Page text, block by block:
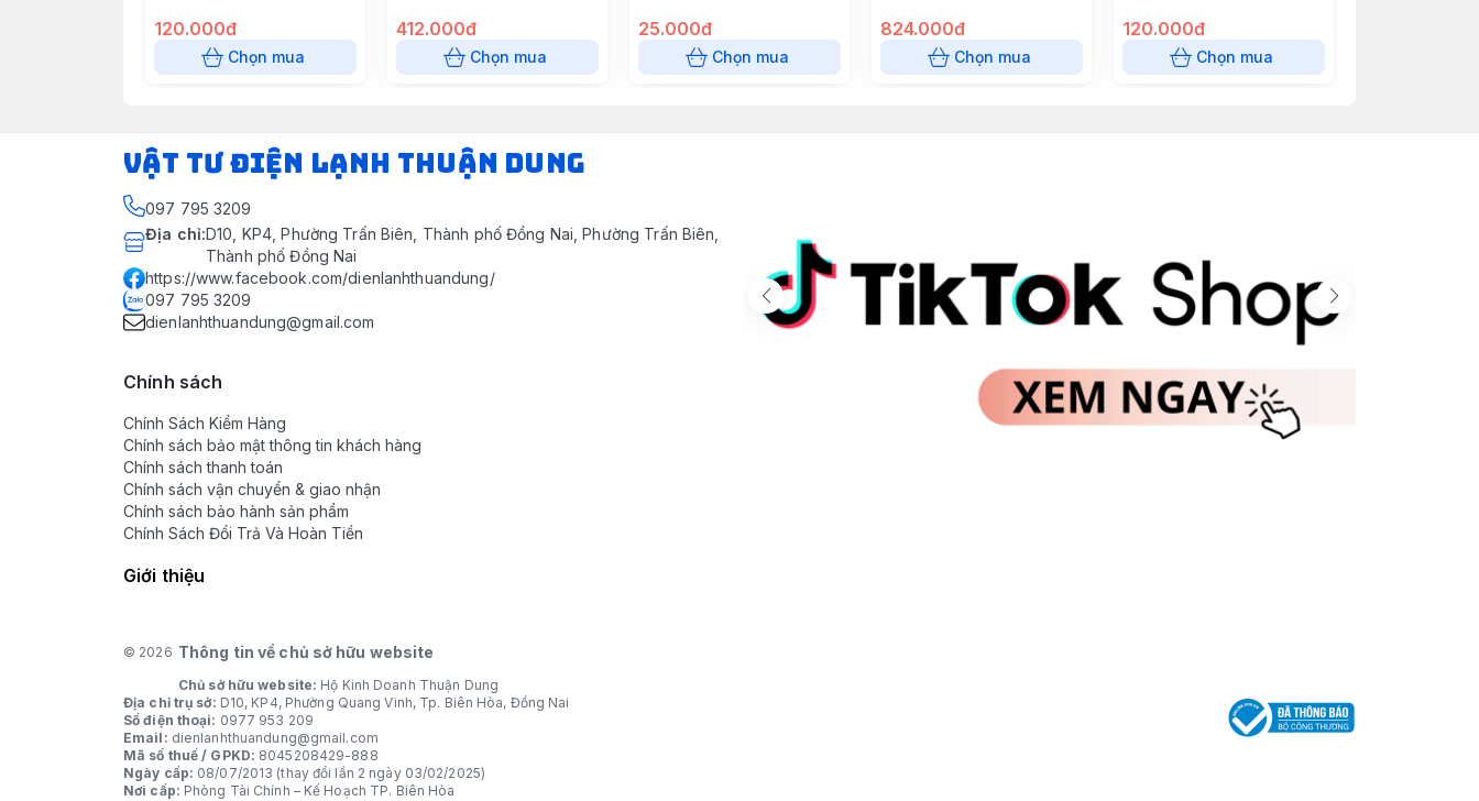
120.000đ
Chọn mua
412.000đ
Chọn mua
25.000đ
Chọn mua
824.000đ
Chọn mua
120.000đ
Chọn mua
VẬT TƯ ĐIỆN LẠNH THUẬN DUNG
097 795 3209
Địa chỉ:D10, KP4, Phường Trấn Biên, Thành phố Đồng Nai, Phường Trấn Biên,
Thành phố Đồng Nai
https://www.facebook.com/dienlanhthuandung/
097 795 3209
dienlanhthuandung@gmail.com
Chính sách
Chính Sách Kiểm Hàng
Chính sách bảo mật thông tin khách hàng
Chính sách thanh toán
Chính sách vận chuyển & giao nhận
Chính sách bảo hành sản phẩm
Chính Sách Đổi Trả Và Hoàn Tiền
Giới thiệu
© 2026 Thông tin về chủ sở hữu website
Chủ sở hữu website: Hộ Kinh Doanh Thuận Dung
Địa chỉ trụ sở: D10, KP4, Phường Quang Vinh, Tp. Biên Hòa, Đồng Nai
Số điện thoại: 0977 953 209
Email: dienlanhthuandung@gmail.com
Mã số thuế / GPKD: 8045208429-888
Ngày cấp: 08/07/2013 (thay đổi lần 2 ngày 03/02/2025)
Nơi cấp: Phòng Tài Chính – Kế Hoạch TP. Biên Hòa